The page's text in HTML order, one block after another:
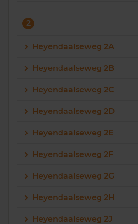
2
Heyendaalseweg 2A
Heyendaalseweg 2B
Heyendaalseweg 2C
Heyendaalseweg 2D
Heyendaalseweg 2E
Heyendaalseweg 2F
Heyendaalseweg 2G
Heyendaalseweg 2H
Heyendaalseweg 2J